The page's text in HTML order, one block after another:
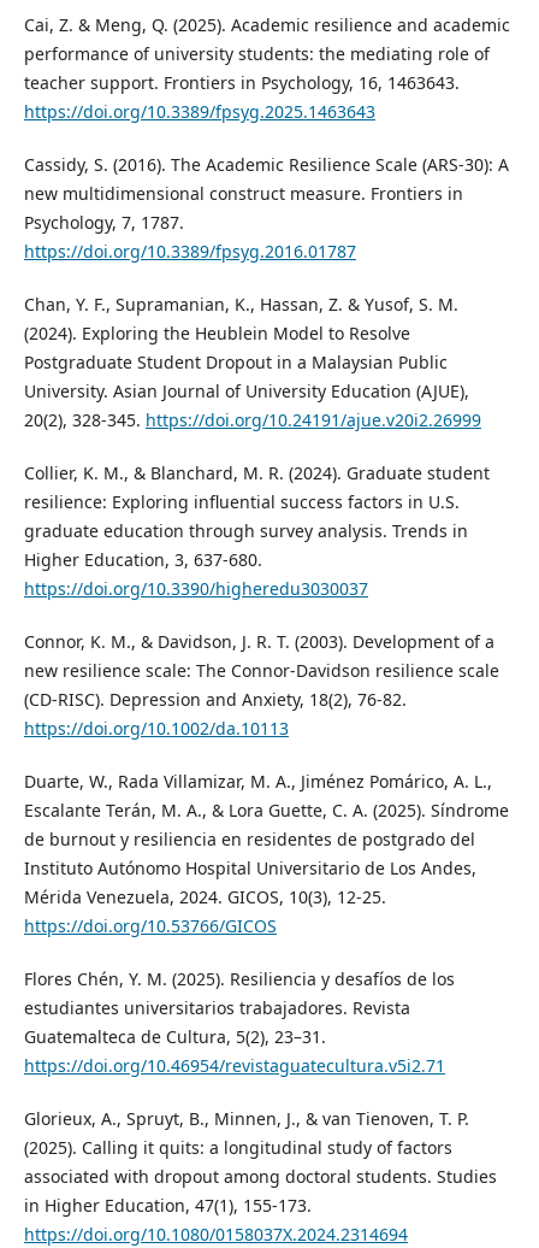
Cai, Z. & Meng, Q. (2025). Academic resilience and academic
performance of university students: the mediating role of
teacher support. Frontiers in Psychology, 16, 1463643.
https://doi.org/10.3389/fpsyg.2025.1463643
Cassidy, S. (2016). The Academic Resilience Scale (ARS-30): A
new multidimensional construct measure. Frontiers in
Psychology, 7, 1787.
https://doi.org/10.3389/fpsyg.2016.01787
Chan, Y. F., Supramanian, K., Hassan, Z. & Yusof, S. M.
(2024). Exploring the Heublein Model to Resolve
Postgraduate Student Dropout in a Malaysian Public
University. Asian Journal of University Education (AJUE),
20(2), 328-345. https://doi.org/10.24191/ajue.v20i2.26999
Collier, K. M., & Blanchard, M. R. (2024). Graduate student
resilience: Exploring influential success factors in U.S.
graduate education through survey analysis. Trends in
Higher Education, 3, 637-680.
https://doi.org/10.3390/higheredu3030037
Connor, K. M., & Davidson, J. R. T. (2003). Development of a
new resilience scale: The Connor-Davidson resilience scale
(CD-RISC). Depression and Anxiety, 18(2), 76-82.
https://doi.org/10.1002/da.10113
Duarte, W., Rada Villamizar, M. A., Jiménez Pomárico, A. L.,
Escalante Terán, M. A., & Lora Guette, C. A. (2025). Síndrome
de burnout y resiliencia en residentes de postgrado del
Instituto Autónomo Hospital Universitario de Los Andes,
Mérida Venezuela, 2024. GICOS, 10(3), 12-25.
https://doi.org/10.53766/GICOS
Flores Chén, Y. M. (2025). Resiliencia y desafíos de los
estudiantes universitarios trabajadores. Revista
Guatemalteca de Cultura, 5(2), 23–31.
https://doi.org/10.46954/revistaguatecultura.v5i2.71
Glorieux, A., Spruyt, B., Minnen, J., & van Tienoven, T. P.
(2025). Calling it quits: a longitudinal study of factors
associated with dropout among doctoral students. Studies
in Higher Education, 47(1), 155-173.
https://doi.org/10.1080/0158037X.2024.2314694